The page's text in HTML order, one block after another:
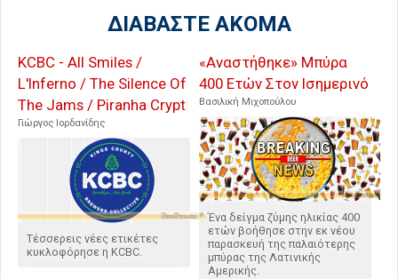
ΔΙΑΒΑΣΤΕ ΑΚΟΜΑ
KCBC - All Smiles /
L'Inferno / The Silence Of
The Jams / Piranha Crypt
Γιώργος Ιορδανίδης
Τέσσερεις νέες ετικέτες
κυκλοφόρησε η KCBC.
«Αναστήθηκε» Μπύρα
400 Ετών Στον Ισημερινό
Βασιλική Μιχοπούλου
Ένα δείγμα ζύμης ηλικίας 400
ετών βοήθησε στην εκ νέου
παρασκευή της παλαιότερης
μπύρας της Λατινικής
Αμερικής.